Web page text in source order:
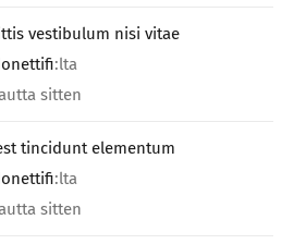
vestibulum nisi vitae
:lta
sitten
tincidunt elementum
:lta
sitten